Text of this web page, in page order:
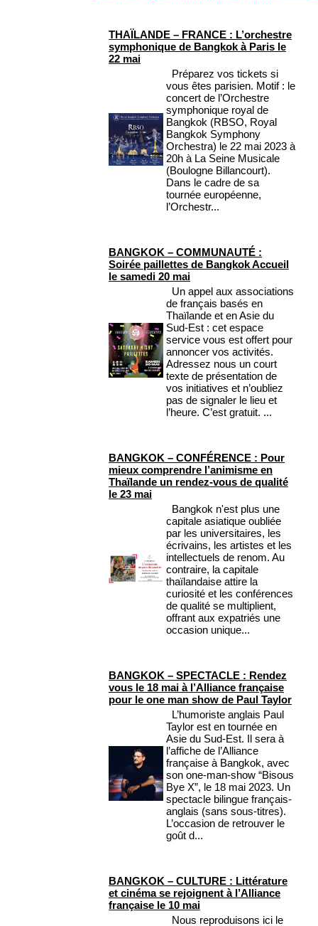
THAÏLANDE – FRANCE : L’orchestre
symphonique de Bangkok à Paris le
22 mai
Préparez vos tickets si
vous êtes parisien. Motif : le
concert de l’Orchestre
symphonique royal de
Bangkok (RBSO, Royal
Bangkok Symphony
Orchestra) le 22 mai 2023 à
20h à La Seine Musicale
(Boulogne Billancourt).
Dans le cadre de sa
tournée européenne,
l’Orchestr...
BANGKOK – COMMUNAUTÉ :
Soirée paillettes de Bangkok Accueil
le samedi 20 mai
Un appel aux associations
de français basés en
Thaïlande et en Asie du
Sud-Est : cet espace
service vous est offert pour
annoncer vos activités.
Adressez nous un court
texte de présentation de
vos initiatives et n’oubliez
pas de signaler le lieu et
l’heure. C’est gratuit. ...
BANGKOK – CONFÉRENCE : Pour
mieux comprendre l’animisme en
Thaïlande un rendez-vous de qualité
le 23 mai
Bangkok n'est plus une
capitale asiatique oubliée
par les universitaires, les
écrivains, les artistes et les
intellectuels de renom. Au
contraire, la capitale
thaïlandaise attire la
curiosité et les conférences
de qualité se multiplient,
offrant aux expatriés une
occasion unique...
BANGKOK – SPECTACLE : Rendez
vous le 18 mai à l’Alliance française
pour le one man show de Paul Taylor
L’humoriste anglais Paul
Taylor est en tournée en
Asie du Sud-Est. Il sera à
l’affiche de l’Alliance
française à Bangkok, avec
son one-man-show “Bisous
Bye X”, le 18 mai 2023. Un
spectacle bilingue français-
anglais (sans sous-titres).
L’occasion de retrouver le
goût d...
BANGKOK – CULTURE : Littérature
et cinéma se rejoignent à l’Alliance
française le 10 mai
Nous reproduisons ici le